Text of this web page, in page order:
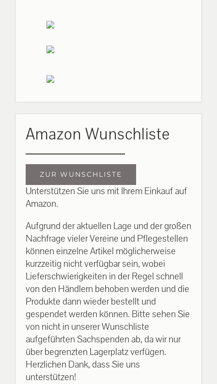
Amazon Wunschliste
ZUR WUNSCHLISTE
Unterstützen Sie uns mit Ihrem Einkauf auf
Amazon.
Aufgrund der aktuellen Lage und der großen
Nachfrage vieler Vereine und Pflegestellen
können einzelne Artikel möglicherweise
kurzzeitig nicht verfügbar sein, wobei
Lieferschwierigkeiten in der Regel schnell
von den Händlern behoben werden und die
Produkte dann wieder bestellt und
gespendet werden können. Bitte sehen Sie
von nicht in unserer Wunschliste
aufgeführten Sachspenden ab, da wir nur
über begrenzten Lagerplatz verfügen.
Herzlichen Dank, dass Sie uns
unterstützen!